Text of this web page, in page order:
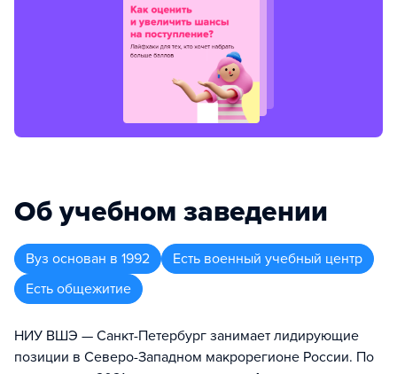
Об учебном заведении
Вуз основан в 1992
Есть военный учебный центр
Есть общежитие
НИУ ВШЭ — Санкт-Петербург занимает лидирующие
позиции в Северо-Западном макрорегионе России. По